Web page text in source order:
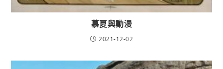
慕夏與動漫
2021-12-02